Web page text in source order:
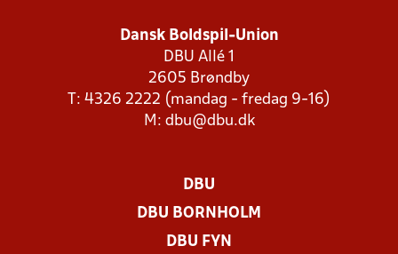
Dansk Boldspil-Union
DBU Allé 1
2605 Brøndby
T: 4326 2222 (mandag - fredag 9-16)
M: dbu@dbu.dk
DBU
DBU BORNHOLM
DBU FYN